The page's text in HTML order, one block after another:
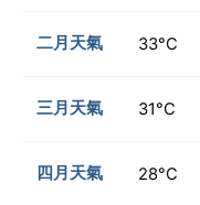
二月天氣 33°C
三月天氣 31°C
四月天氣 28°C